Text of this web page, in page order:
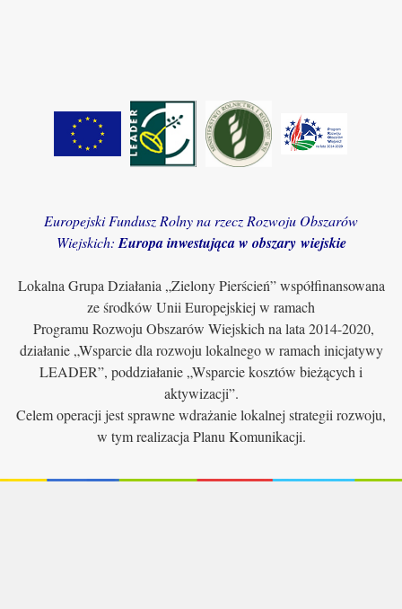
Europejski Fundusz Rolny na rzecz Rozwoju Obszarów
Wiejskich:Europa inwestująca w obszary wiejskie
Lokalna Grupa Działania „Zielony Pierścień” współfinansowana
ze środków Unii Europejskiej w ramach
Programu Rozwoju Obszarów Wiejskich na lata 2014-2020,
działanie „Wsparcie dla rozwoju lokalnego w ramach inicjatywy
LEADER”, poddziałanie „Wsparcie kosztów bieżących i
aktywizacji”.
Celem operacji jest sprawne wdrażanie lokalnej strategii rozwoju,
w tym realizacja Planu Komunikacji.